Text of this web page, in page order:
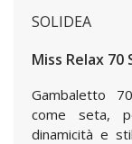
SOLIDEA
Miss Relax 70
Gambaletto
come seta,
dinamicità e